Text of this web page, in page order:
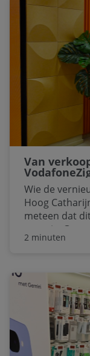
Van
Wie de
Hoog
meteen dat
meer is.
met Ziggo en
hebben we
B2C Sales
shopping
internet, tv.
nieuwe
2 minuten